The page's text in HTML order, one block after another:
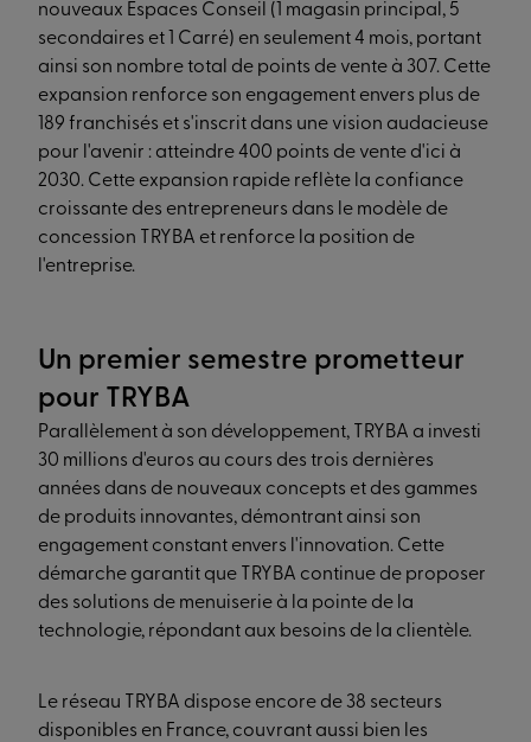
nouveaux Espaces Conseil (1 magasin principal, 5
secondaires et 1 Carré) en seulement 4 mois, portant
ainsi son nombre total de points de vente à 307. Cette
expansion renforce son engagement envers plus de
189 franchisés et s'inscrit dans une vision audacieuse
pour l'avenir : atteindre 400 points de vente d'ici à
2030. Cette expansion rapide reflète la confiance
croissante des entrepreneurs dans le modèle de
concession TRYBA et renforce la position de
l'entreprise.
Un premier semestre prometteur
pour TRYBA
Parallèlement à son développement, TRYBA a investi
30 millions d'euros au cours des trois dernières
années dans de nouveaux concepts et des gammes
de produits innovantes, démontrant ainsi son
engagement constant envers l'innovation. Cette
démarche garantit que TRYBA continue de proposer
des solutions de menuiserie à la pointe de la
technologie, répondant aux besoins de la clientèle.
Le réseau TRYBA dispose encore de 38 secteurs
disponibles en France, couvrant aussi bien les